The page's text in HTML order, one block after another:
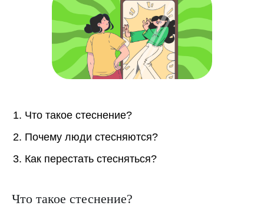
Что такое стеснение?
Почему люди стесняются?
Как перестать стесняться?
Что такое стеснение?